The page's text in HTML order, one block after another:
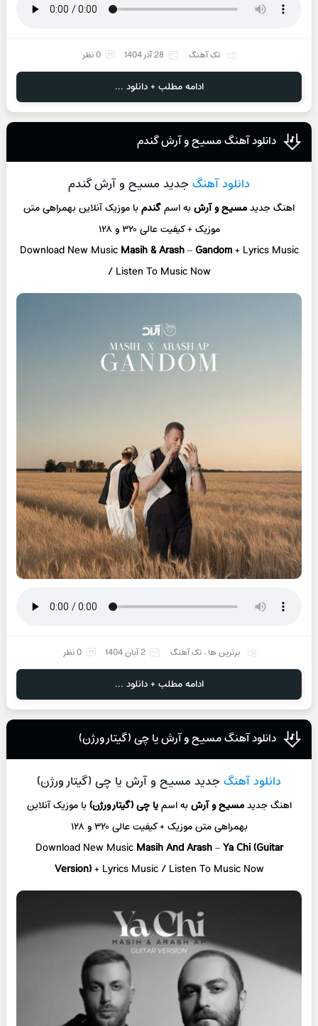
تک آهنگ 28 آذر 1404 0 نظر
ادامه مطلب + دانلود ...
دانلود آهنگ مسیح و آرش گندم
دانلود آهنگ جدید مسیح و آرش گندم
اهنگ جدیدمسیح و آرشبه اسمگندمبا موزیک آنلاین بهمراهی متن
موزیک + کیفیت عالی ۳۲۰ و ۱۲۸
Download New Music Masih & Arash–Gandom+ Lyrics Music
/ Listen To Music Now
برترین ها ، تک آهنگ 2 آبان 1404 0 نظر
ادامه مطلب + دانلود ...
دانلود آهنگ مسیح و آرش یا چی (گیتار ورژن)
دانلود آهنگ جدید مسیح و آرش یا چی (گیتار ورژن)
اهنگ جدیدمسیح و آرشبه اسمیا چی (گیتار ورژن)با موزیک آنلاین
بهمراهی متن موزیک + کیفیت عالی ۳۲۰ و ۱۲۸
Download New Music Masih And Arash–Ya Chi (Guitar
Version)+ Lyrics Music / Listen To Music Now